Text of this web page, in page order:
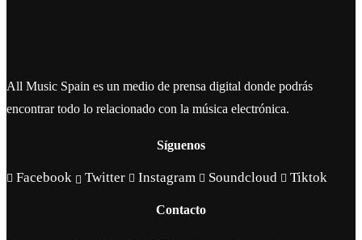
All Music Spain es un medio de prensa digital donde podrás
encontrar todo lo relacionado con la música electrónica.
Síguenos
Facebook Twitter Instagram Soundcloud Tiktok
Contacto